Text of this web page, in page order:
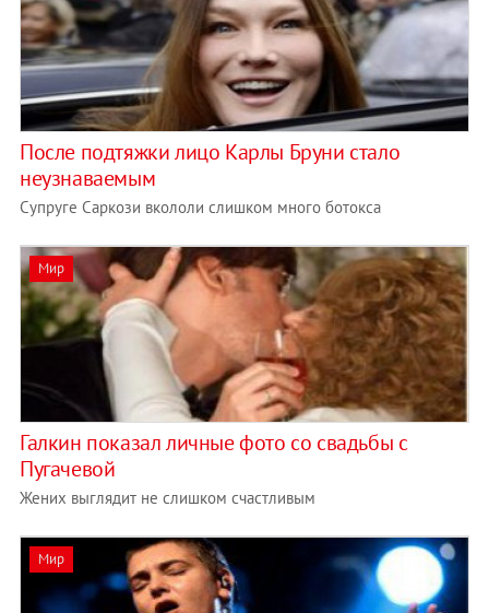
После подтяжки лицо Карлы Бруни стало
неузнаваемым
Супруге Саркози вкололи слишком много ботокса
Мир
Галкин показал личные фото со свадьбы с
Пугачевой
Жених выглядит не слишком счастливым
Мир